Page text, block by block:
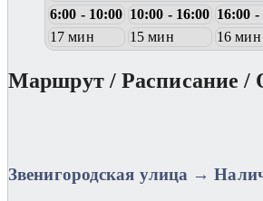
6:00 - 10:00 10:00 - 16:00 16:00 -
17 мин
15 мин 16 мин
Маршрут / Расписание /
Звенигородская улица →